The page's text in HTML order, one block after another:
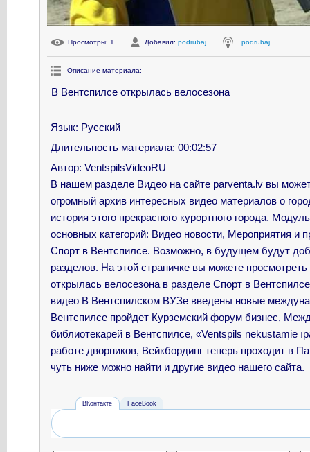
Просмотры: 1 Добавил: podrubaj podrubaj
Описание материала:
В Вентспилсе открылась велосезона
Язык: Русский
Длительность материала: 00:02:57
Автор: VentspilsVideoRU
В нашем разделе Видео на сайте parventa.lv вы
огромный архив интересных видео материалов о
история этого прекрасного курортного города.
основных категорий: Видео новости, Мероприятия и
Спорт в Вентспилсе. Возможно, в будущем будут
разделов. На этой страничке вы можете
открылась велосезона в разделе Спорт в
видео В Вентспилском ВУЗе введены новые
Вентспилсе пройдет Курземский форум бизнес,
библиотекарей в Вентспилсе, «Ventspils nekustamie
работе дворников, Вейкбординг теперь проходит в
чуть ниже можно найти и другие видео нашего сайта.
ВКонтакте FaceBook